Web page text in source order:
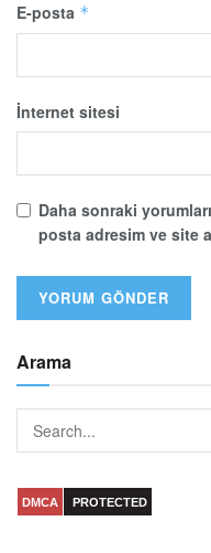
E-posta *
İnternet sitesi
Daha sonraki
posta adresim ve site
Arama
DMCA PROTECTED